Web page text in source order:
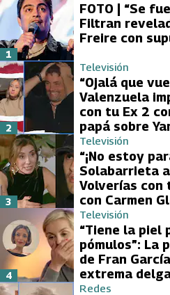
FOTO | “Se
Filtran
Freire con
1
Televisión
“Ojalá que
Valenzuela
con tu Ex 2
papá sobre
2
Televisión
“¡No estoy
Solabarrieta
Volverías con
con Carmen
3
Televisión
“Tiene la piel
pómulos”: La
de Fran
extrema
4
Redes